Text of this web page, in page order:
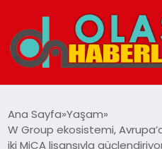
SPOR
Ana Sayfa Yaşam
W Group ekosistemi,
iki MiCA lisansıyla